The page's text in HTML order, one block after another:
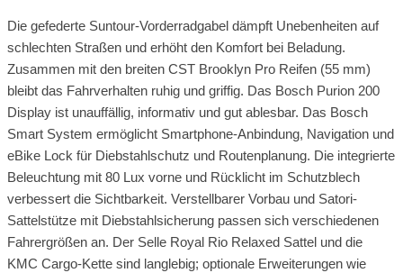
Die gefederte Suntour-Vorderradgabel dämpft Unebenheiten auf
schlechten Straßen und erhöht den Komfort bei Beladung.
Zusammen mit den breiten CST Brooklyn Pro Reifen (55 mm)
bleibt das Fahrverhalten ruhig und griffig. Das Bosch Purion 200
Display ist unauffällig, informativ und gut ablesbar. Das Bosch
Smart System ermöglicht Smartphone-Anbindung, Navigation und
eBike Lock für Diebstahlschutz und Routenplanung. Die integrierte
Beleuchtung mit 80 Lux vorne und Rücklicht im Schutzblech
verbessert die Sichtbarkeit. Verstellbarer Vorbau und Satori-
Sattelstütze mit Diebstahlsicherung passen sich verschiedenen
Fahrergrößen an. Der Selle Royal Rio Relaxed Sattel und die
KMC Cargo-Kette sind langlebig; optionale Erweiterungen wie